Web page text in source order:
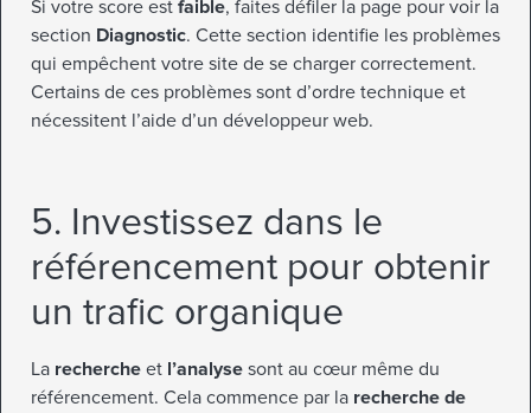
Si votre score est faible, faites défiler la page pour voir la
section Diagnostic. Cette section identifie les problèmes
qui empêchent votre site de se charger correctement.
Certains de ces problèmes sont d’ordre technique et
nécessitent l’aide d’un développeur web.
5. Investissez dans le
référencement pour obtenir
un trafic organique
La recherche et l’analyse sont au cœur même du
référencement. Cela commence par la recherche de